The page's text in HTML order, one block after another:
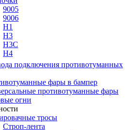
9005
9006
H1
H3
H3C
H4
подключения противотуманных
фары в бампер
противотуманные фары
огни
тросы
Строп-лента